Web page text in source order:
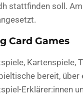
stattfinden soll.
Card Games
Kartenspiele,
bereit,
Erklärer:innen